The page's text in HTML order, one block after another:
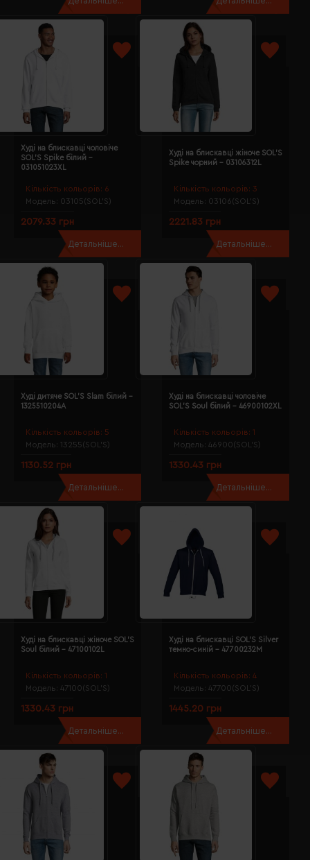
Кількість кольорів: 6
Модель: 03105(SOL’S)
Худі на блискавці чоловіче
SOL'S Spike білий -
031051023XL
2079.33 грн
Детальніше...
Кількість кольорів: 3
Модель: 03106(SOL’S)
Худі на блискавці жіноче SOL'S
Spike чорний - 03106312L
2221.83 грн
Детальніше...
Кількість кольорів: 5
Модель: 13255(SOL’S)
Худі дитяче SOL'S Slam білий -
1325510204A
1130.52 грн
Детальніше...
Кількість кольорів: 1
Модель: 46900(SOL’S)
Худі на блискавці чоловіче
SOL'S Soul білий - 46900102XL
1330.43 грн
Детальніше...
Кількість кольорів: 1
Модель: 47100(SOL’S)
Худі на блискавці жіноче SOL'S
Soul білий - 47100102L
1330.43 грн
Детальніше...
Кількість кольорів: 4
Модель: 47700(SOL’S)
Худі на блискавці SOL'S Silver
темно-синій - 47700232M
1445.20 грн
Детальніше...